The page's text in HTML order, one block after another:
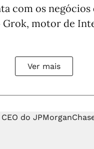
com os negócios
Grok, motor de
Ver mais